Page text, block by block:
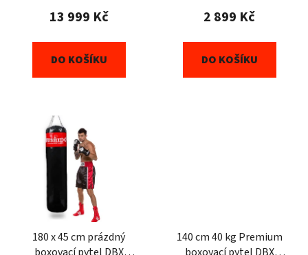
13 999 Kč
DO KOŠÍKU
2 899 Kč
DO KOŠÍKU
180 x 45 cm prázdný
140 cm 40 kg Premium